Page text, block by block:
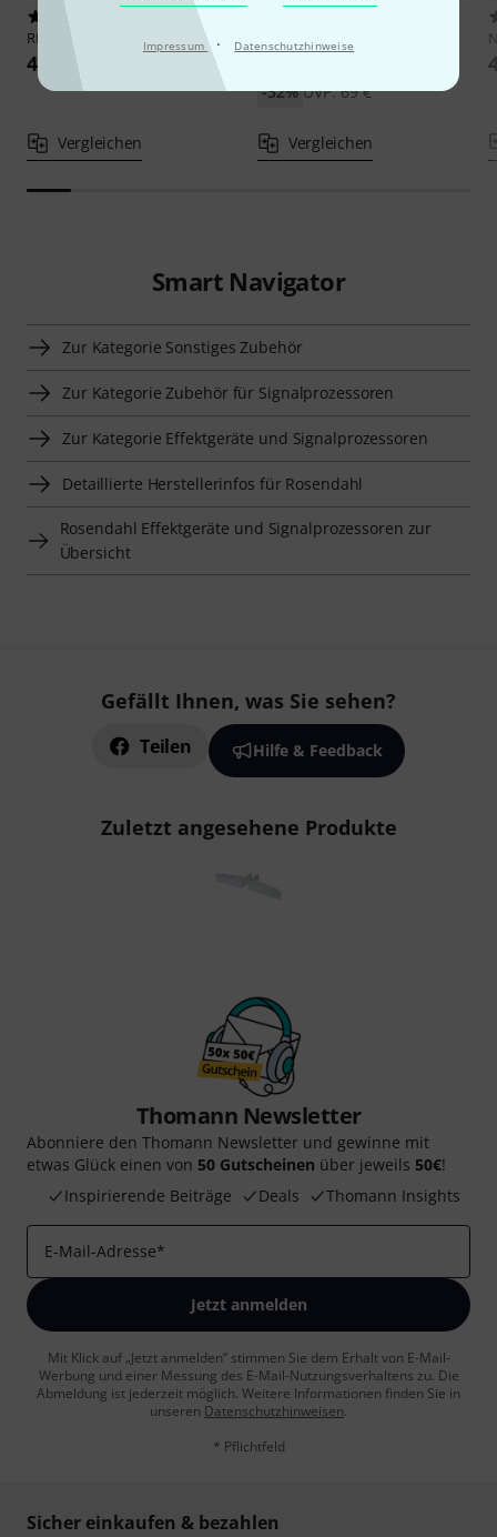
Impressum · Datenschutzhinweise
RME RM19-II Rackmount Kit
45 €
Vergleichen
Presonus SL 1602 Rackears
UVP: 69 €
-32%
Vergleichen
Smart Navigator
Zur Kategorie Sonstiges Zubehör
Zur Kategorie Zubehör für Signalprozessoren
Zur Kategorie Effektgeräte und Signalprozessoren
Detaillierte Herstellerinfos für Rosendahl
Rosendahl Effektgeräte und Signalprozessoren zur
Übersicht
Gefällt Ihnen, was Sie sehen?
Teilen Hilfe & Feedback
Zuletzt angesehene Produkte
Thomann Newsletter
Abonniere den Thomann Newsletter und gewinne mit
etwas Glück einen von 50 Gutscheinen über jeweils 50€!
Inspirierende Beiträge
Deals Thomann Insights
E-Mail-Adresse*
Jetzt anmelden
Mit Klick auf „Jetzt anmelden“ stimmen Sie dem Erhalt von E-Mail-
Werbung und einer Messung des E-Mail-Nutzungsverhaltens zu. Die
Abmeldung ist jederzeit möglich. Weitere Informationen finden Sie in
unseren Datenschutzhinweisen.
* Pflichtfeld
Sicher einkaufen & bezahlen